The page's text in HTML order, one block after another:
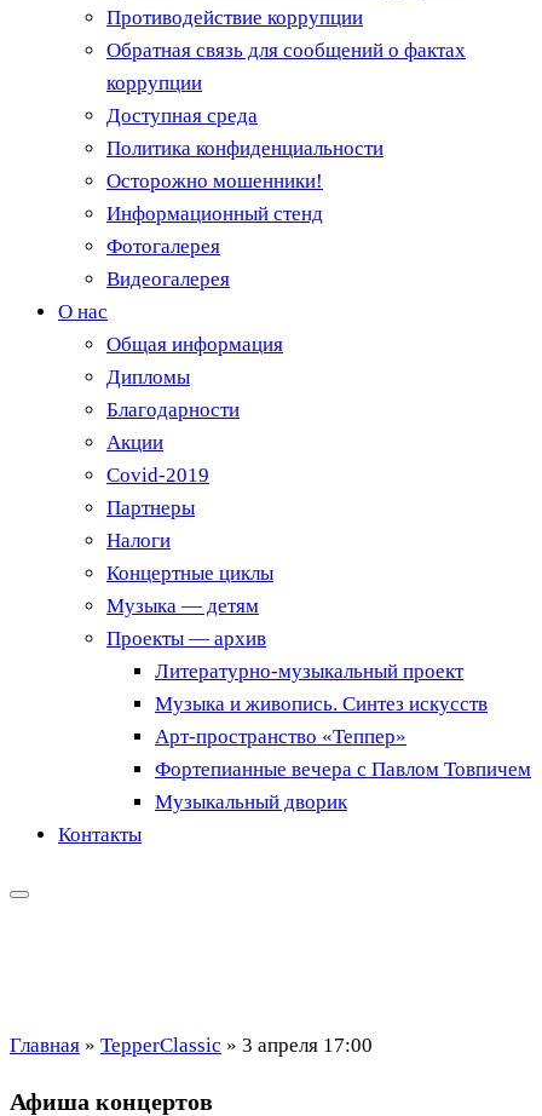
Противодействие коррупции
Обратная связь для сообщений о фактах
коррупции
Доступная среда
Политика конфиденциальности
Осторожно мошенники!
Информационный стенд
Фотогалерея
Видеогалерея
О нас
Общая информация
Дипломы
Благодарности
Акции
Covid-2019
Партнеры
Налоги
Концертные циклы
Музыка — детям
Проекты — архив
Литературно-музыкальный проект
Музыка и живопись. Синтез искусств
Арт-пространство «Теппер»
Фортепианные вечера с Павлом Товпичем
Музыкальный дворик
Контакты
Главная » TepperClassic » 3 апреля 17:00
Афиша концертов